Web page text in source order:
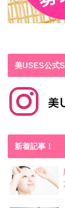
美USES公式
新着記事！